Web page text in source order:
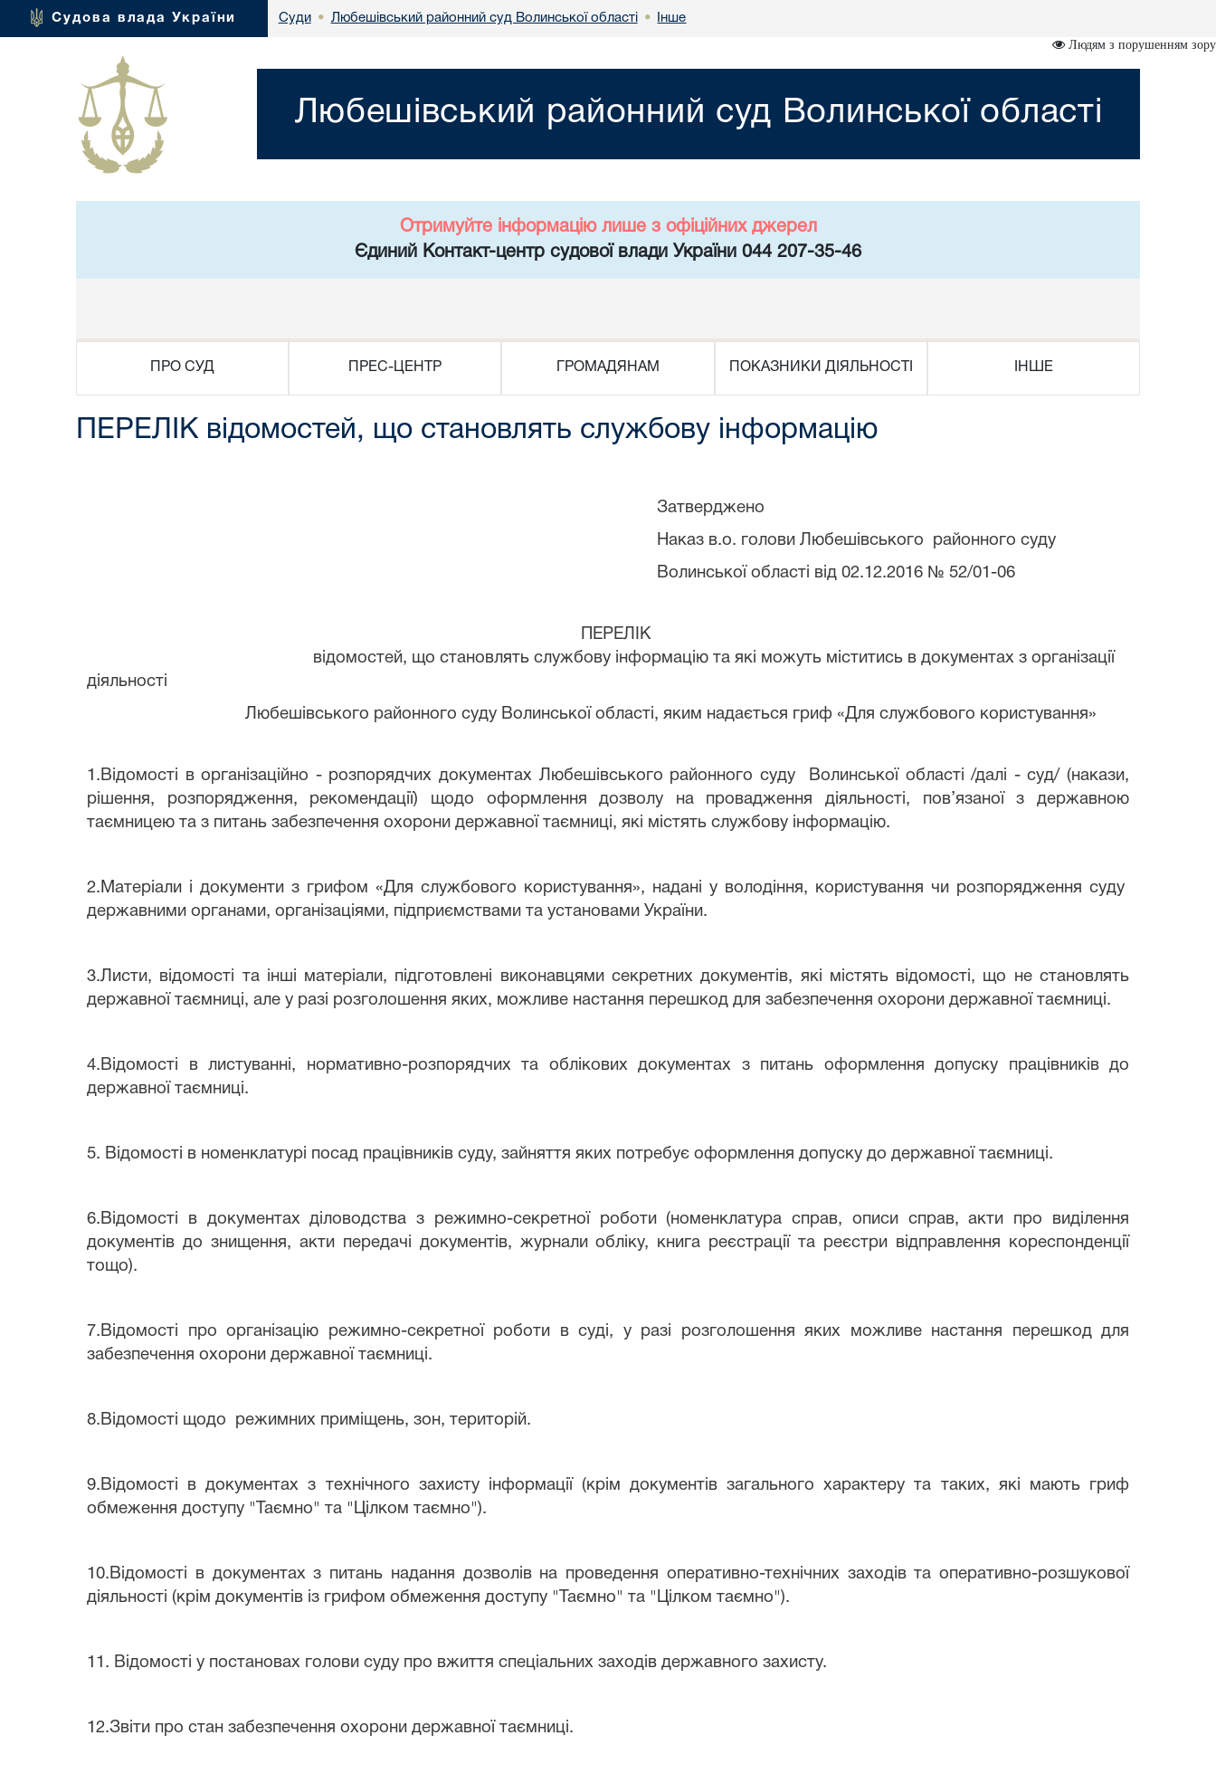
Судова влада України Суди • Любешівський районний суд Волинської області • Інше
Людям з порушенням зору
Любешівський районний суд Волинської області
Отримуйте інформацію лише з офіційних джерел
Єдиний Контакт-центр судової влади України 044 207-35-46
ПРО СУД ПРЕС-ЦЕНТР ГРОМАДЯНАМ ПОКАЗНИКИ ДІЯЛЬНОСТІ ІНШЕ
ПЕРЕЛІК відомостей, що становлять службову інформацію
Затверджено
Наказ в.о. голови Любешівського районного суду
Волинської області від 02.12.2016 № 52/01-06
ПЕРЕЛІК
відомостей, що становлять службову інформацію та які можуть міститись в документах з організації
діяльності
Любешівського районного суду Волинської області, яким надається гриф «Для службового користування»
1.Відомості в організаційно - розпорядчих документах Любешівського районного суду
Волинської області /далі - суд/ (накази,
рішення, розпорядження, рекомендації) щодо оформлення дозволу на провадження діяльності, пов’язаної з державною
таємницею та з питань забезпечення охорони державної таємниці, які містять службову інформацію.
2.Матеріали і документи з грифом «Для службового користування», надані у володіння, користування чи розпорядження суду
державними органами, організаціями, підприємствами та установами України.
3.Листи, відомості та інші матеріали, підготовлені виконавцями секретних документів, які містять відомості, що не становлять
державної таємниці, але у разі розголошення яких, можливе настання перешкод для забезпечення охорони державної таємниці.
4.Відомості в листуванні, нормативно-розпорядчих та облікових документах з питань оформлення допуску працівників до
державної таємниці.
5. Відомості в номенклатурі посад працівників суду, зайняття яких потребує оформлення допуску до державної таємниці.
6.Відомості в документах діловодства з режимно-секретної роботи (номенклатура справ, описи справ, акти про виділення
документів до знищення, акти передачі документів, журнали обліку, книга реєстрації та реєстри відправлення кореспонденції
тощо).
7.Відомості про організацію режимно-секретної роботи в суді, у разі розголошення яких можливе настання перешкод для
забезпечення охорони державної таємниці.
8.Відомості щодо режимних приміщень, зон, територій.
9.Відомості в документах з технічного захисту інформації (крім документів загального характеру та таких, які мають гриф
обмеження доступу "Таємно" та "Цілком таємно").
10.Відомості в документах з питань надання дозволів на проведення оперативно-технічних заходів та оперативно-розшукової
діяльності (крім документів із грифом обмеження доступу "Таємно" та "Цілком таємно").
11. Відомості у постановах голови суду про вжиття спеціальних заходів державного захисту.
12.Звіти про стан забезпечення охорони державної таємниці.